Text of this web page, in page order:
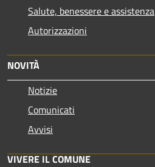
Salute, benessere e assistenza
Autorizzazioni
NOVITÀ
Notizie
Comunicati
Avvisi
VIVERE IL COMUNE